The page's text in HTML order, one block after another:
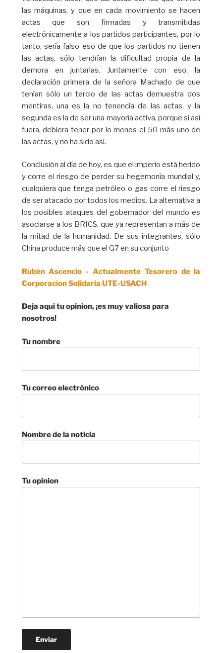
las máquinas, y que en cada movimiento se hacen
actas que son firmadas y transmitidas
electrónicamente a los partidos participantes, por lo
tanto, sería falso eso de que los partidos no tienen
las actas, sólo tendrían la dificultad propia de la
demora en juntarlas. Juntamente con eso, la
declaración primera de la señora Machado de que
tenían sólo un tercio de las actas demuestra dos
mentiras, una es la no tenencia de las actas, y la
segunda es la de ser una mayoría activa, porque si así
fuera, debiera tener por lo menos el 50 más uno de
las actas, y no ha sido así.
Conclusión al día de hoy, es que el imperio está herido
y corre el riesgo de perder su hegemonía mundial y,
cualquiera que tenga petróleo o gas corre el riesgo
de ser atacado por todos los medios. La alternativa a
los posibles ataques del gobernador del mundo es
asociarse a los BRICS, que ya representan a más de
la mitad de la humanidad. De sus integrantes, sólo
China produce más que el G7 en su conjunto
Rubén Ascencio - Actualmente Tesorero de la
Corporacion Solidaria UTE-USACH
Deja aqui tu opinion, ¡es muy valiosa para
nosotros!
Tu nombre
Tu correo electrónico
Nombre de la noticia
Tu opinion